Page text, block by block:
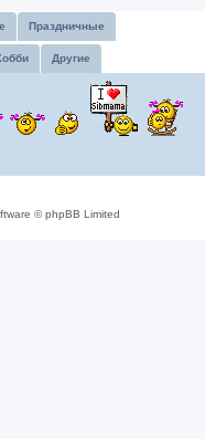
Праздничные
Другие
© phpBB Limited